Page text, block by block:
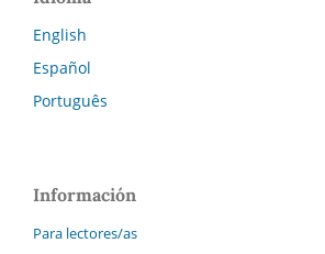
English
Español
Português
Información
Para lectores/as